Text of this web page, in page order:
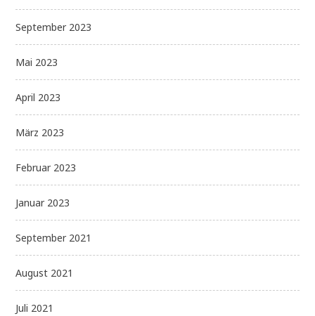
September 2023
Mai 2023
April 2023
März 2023
Februar 2023
Januar 2023
September 2021
August 2021
Juli 2021